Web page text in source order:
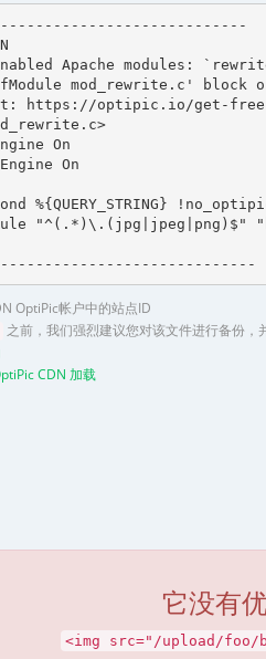
Apache modules:
mod_rewrite.c'
https://optipic.io/get-free-
On
On
%{QUERY_STRING}
"^(.*)\.(jpg|jpeg|png)$"
OptiPic帐户中的站点ID
之前，我们强烈建议您对该文件进行备份，
CDN 加载
它没有
<img src="/upload/foo/